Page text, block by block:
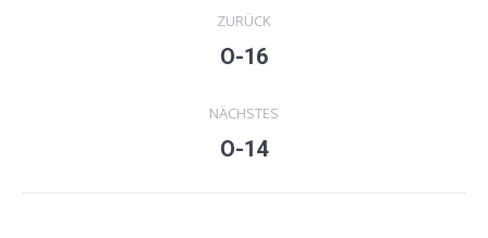
ZURÜCK
Previous
O-16
NÄCHSTES
Next
O-14